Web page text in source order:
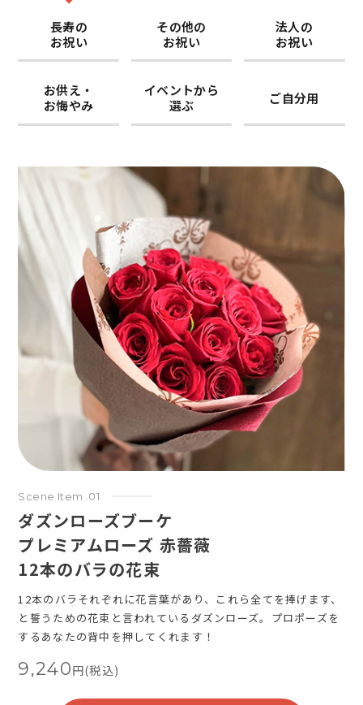
長寿の
お祝い
その他の
お祝い
法人の
お祝い
お供え・
お悔やみ
イベントから
選ぶ
ご自分用
Scene Item .01
ダズンローズブーケ
プレミアムローズ 赤薔薇
12本のバラの花束
12本のバラそれぞれに花言葉があり、これら全てを捧げます、
と誓うための花束と言われているダズンローズ。プロポーズを
するあなたの背中を押してくれます！
9,240円(税込)